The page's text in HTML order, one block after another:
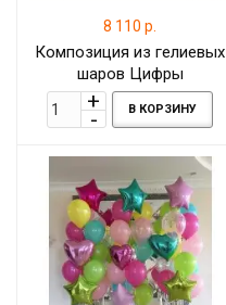
8 110 р.
Композиция из гелиевых
шаров Цифры
серебристые с
разноцветными шарами
В КОРЗИНУ